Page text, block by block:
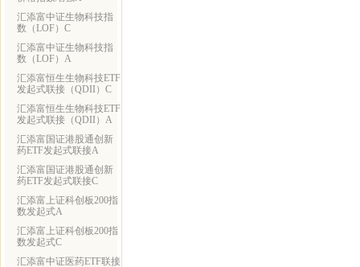
汇添富中证生物科技指
数（LOF）C
汇添富中证生物科技指
数（LOF）A
汇添富恒生生物科技ETF
发起式联接（QDII）C
汇添富恒生生物科技ETF
发起式联接（QDII）A
汇添富国证港股通创新
药ETF发起式联接A
汇添富国证港股通创新
药ETF发起式联接C
汇添富上证科创板200指
数发起式A
汇添富上证科创板200指
数发起式C
汇添富中证医药ETF联接